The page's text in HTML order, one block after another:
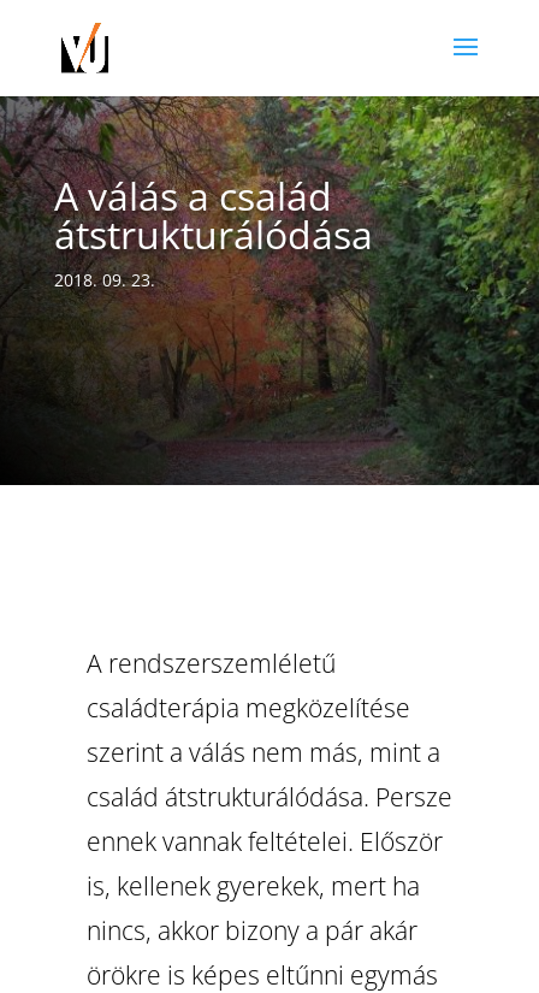
A válás a család
átstrukturálódása
2018. 09. 23.
A rendszerszemléletű
családterápia megközelítése
szerint a válás nem más, mint a
család átstrukturálódása. Persze
ennek vannak feltételei. Először
is, kellenek gyerekek, mert ha
nincs, akkor bizony a pár akár
örökre is képes eltűnni egymás